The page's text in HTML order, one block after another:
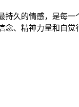
久的情感，是每一
念、精神力量和自觉